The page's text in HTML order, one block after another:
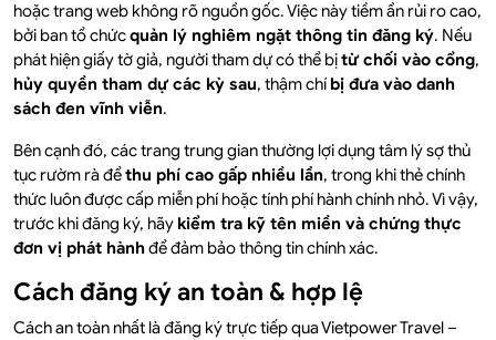
hoặc trang web không rõ nguồn gốc. Việc này tiềm ẩn rủi ro cao,
bởi ban tổ chứcquản lý nghiêm ngặt thông tin đăng ký. Nếu
phát hiện giấy tờ giả, người tham dự có thể bịtừ chối vào cổng,
hủy quyền tham dự các kỳ sau, thậm chí bị đưa vào danh
sách đen vĩnh viễn.
Bên cạnh đó, các trang trung gian thường lợi dụng tâm lý sợ thủ
tục rườm rà đểthu phí cao gấp nhiều lần, trong khi thẻ chính
thức luôn được cấp miễn phí hoặc tính phí hành chính nhỏ. Vì vậy,
trước khi đăng ký, hãy kiểm tra kỹ tên miền và chứng thực
đơn vị phát hànhđể đảm bảo thông tin chính xác.
Cách đăng ký an toàn & hợp lệ
Cách an toàn nhất là đăng ký trực tiếp qua Vietpower Travel –